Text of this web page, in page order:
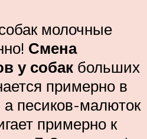
молочные
Смена
у собак больших
примерно в
песиков-малюток
примерно к